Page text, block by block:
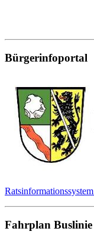
Bürgerinfoportal
Fahrplan Buslinie